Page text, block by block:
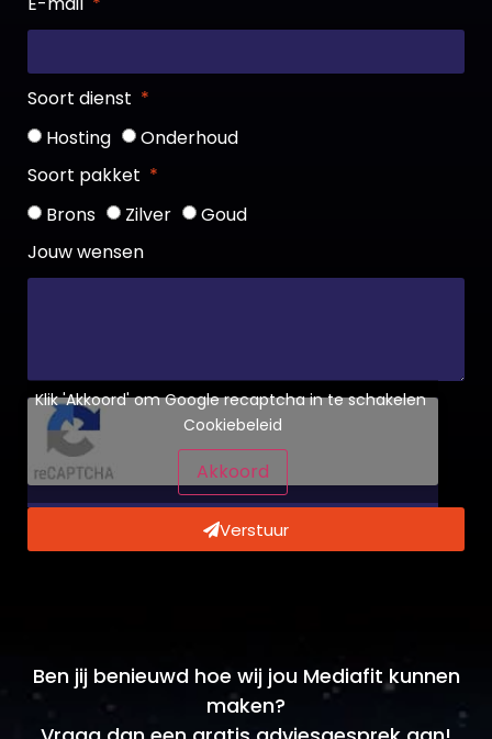
Hosting
Onderhoud
Soort pakket
Brons
Zilver
Jouw wensen
Cookiebeleid
Akkoord
Verstuur
maken?
Vraag dan een gratis adviesgesprek aan!